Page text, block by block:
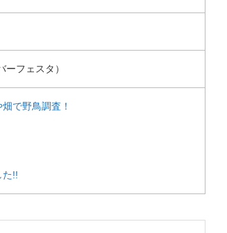
フェスタ）
で野鳥調査！
た!!